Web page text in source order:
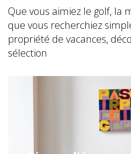
Que vous aimiez le golf, la
que vous recherchiez
propriété de vacances,
sélection